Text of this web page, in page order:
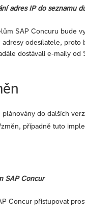
adres IP do seznamu
SAP Concuru bude
odesílatele, proto
dostávali e-maily od
do dalších
případně tuto
SAP Concur
Concur přistupovat